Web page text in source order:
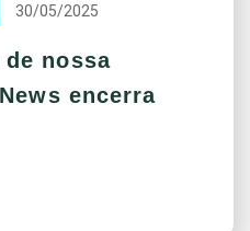
30/05/2025
nossa
encerra